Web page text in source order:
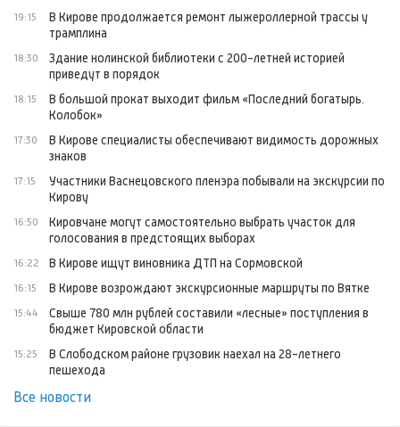
19:15
В Кирове продолжается ремонт лыжероллерной трассы у
трамплина
18:30
Здание нолинской библиотеки с 200-летней историей
приведут в порядок
18:15
В большой прокат выходит фильм «Последний богатырь.
Колобок»
17:30
В Кирове специалисты обеспечивают видимость дорожных
знаков
17:15
Участники Васнецовского пленэра побывали на экскурсии по
Кирову
16:50
Кировчане могут самостоятельно выбрать участок для
голосования в предстоящих выборах
16:22 В Кирове ищут виновника ДТП на Сормовской
16:15 В Кирове возрождают экскурсионные маршруты по Вятке
15:44
Свыше 780 млн рублей составили «лесные» поступления в
бюджет Кировской области
15:25
В Слободском районе грузовик наехал на 28-летнего
пешехода
Все новости